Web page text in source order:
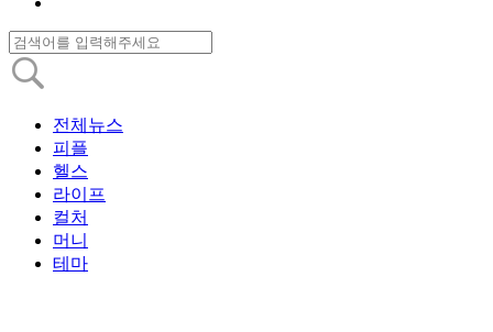
전체뉴스
피플
헬스
라이프
컬처
머니
테마